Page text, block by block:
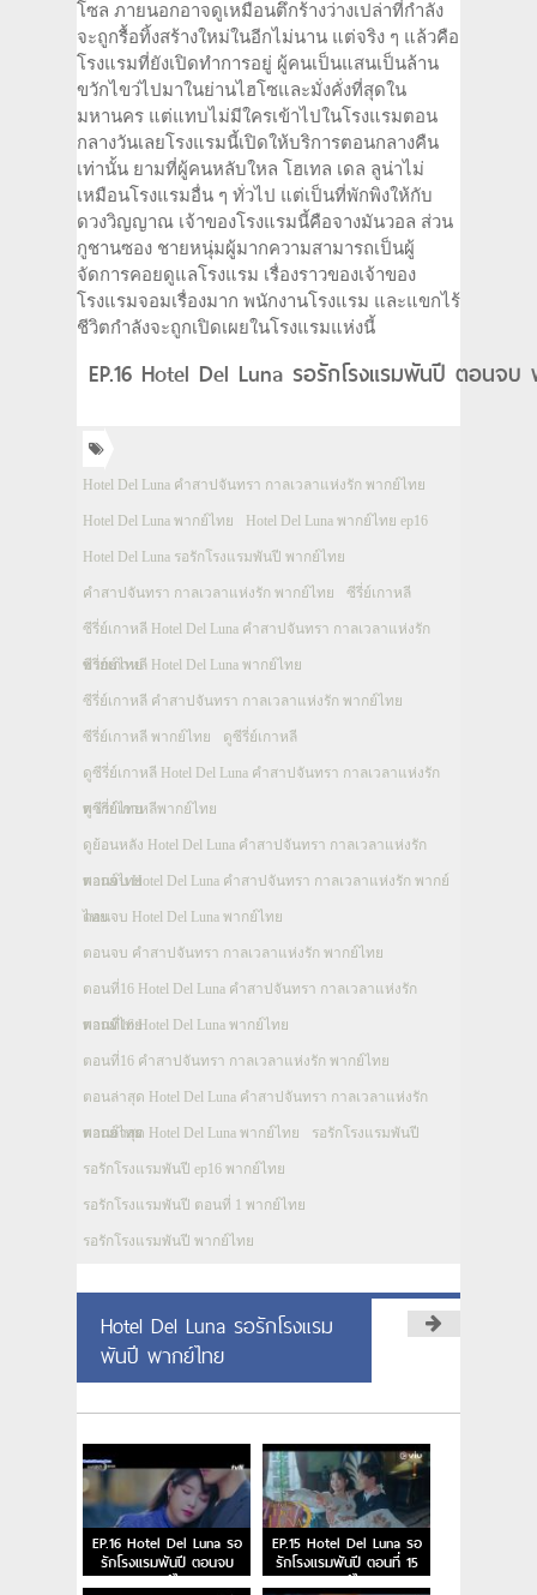
โซล ภายนอกอาจดูเหมือนตึกร้างว่างเปล่าที่กำลัง
จะถูกรื้อทิ้งสร้างใหม่ในอีกไม่นาน แต่จริง ๆ แล้วคือ
โรงแรมที่ยังเปิดทำการอยู่ ผู้คนเป็นแสนเป็นล้าน
ขวักไขว่ไปมาในย่านไฮโซและมั่งคั่งที่สุดใน
มหานคร แต่แทบไม่มีใครเข้าไปในโรงแรมตอน
กลางวันเลยโรงแรมนี้เปิดให้บริการตอนกลางคืน
เท่านั้น ยามที่ผู้คนหลับใหล โฮเทล เดล ลูน่าไม่
เหมือนโรงแรมอื่น ๆ ทั่วไป แต่เป็นที่พักพิงให้กับ
ดวงวิญญาณ เจ้าของโรงแรมนี้คือจางมันวอล ส่วน
กูชานซอง ชายหนุ่มผู้มากความสามารถเป็นผู้
จัดการคอยดูแลโรงแรม เรื่องราวของเจ้าของ
โรงแรมจอมเรื่องมาก พนักงานโรงแรม และแขกไร้
ชีวิตกำลังจะถูกเปิดเผยในโรงแรมแห่งนี้
EP.16 Hotel Del Luna รอรักโรงแรมพันปี ตอนจ
Hotel Del Luna คำสาปจันทรา กาลเวลาแห่งรัก พากย์ไทย
Hotel Del Luna พากย์ไทย Hotel Del Luna พากย์ไทย ep16
Hotel Del Luna รอรักโรงแรมพันปี พากย์ไทย
คำสาปจันทรา กาลเวลาแห่งรัก พากย์ไทย ซีรี่ย์เกาหลี
ซีรี่ย์เกาหลี Hotel Del Luna คำสาปจันทรา กาลเวลาแห่งรัก
พากย์ไทย
ซีรี่ย์เกาหลี Hotel Del Luna พากย์ไทย
ซีรี่ย์เกาหลี คำสาปจันทรา กาลเวลาแห่งรัก พากย์ไทย
ซีรี่ย์เกาหลี พากย์ไทย ดูซีรี่ย์เกาหลี
ดูซีรี่ย์เกาหลี Hotel Del Luna คำสาปจันทรา กาลเวลาแห่งรัก
พากย์ไทย
ดูซีรี่ย์เกาหลีพากย์ไทย
ดูย้อนหลัง Hotel Del Luna คำสาปจันทรา กาลเวลาแห่งรัก
พากย์ไทย
ตอนจบ Hotel Del Luna คำสาปจันทรา กาลเวลาแห่งรัก พากย์
ไทย
ตอนจบ Hotel Del Luna พากย์ไทย
ตอนจบ คำสาปจันทรา กาลเวลาแห่งรัก พากย์ไทย
ตอนที่16 Hotel Del Luna คำสาปจันทรา กาลเวลาแห่งรัก
พากย์ไทย
ตอนที่16 Hotel Del Luna พากย์ไทย
ตอนที่16 คำสาปจันทรา กาลเวลาแห่งรัก พากย์ไทย
ตอนล่าสุด Hotel Del Luna คำสาปจันทรา กาลเวลาแห่งรัก
พากย์ไทย
ตอนล่าสุด Hotel Del Luna พากย์ไทย รอรักโรงแรมพันปี
รอรักโรงแรมพันปี ep16 พากย์ไทย
รอรักโรงแรมพันปี ตอนที่ 1 พากย์ไทย
รอรักโรงแรมพันปี พากย์ไทย
Hotel Del Luna รอรักโรงแรม
พันปี พากย์ไทย
EP.16 Hotel Del Luna รอ
รักโรงแรมพันปี ตอนจบ
พากย์ไทย
EP.15 Hotel Del Luna รอ
รักโรงแรมพันปี ตอนที่ 15
พากย์ไทย